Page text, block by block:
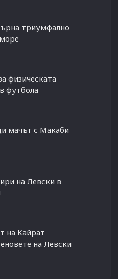
триумфално
физическата
футбола
мачът с Макаби
на Левски в
на Кайрат
на Левски